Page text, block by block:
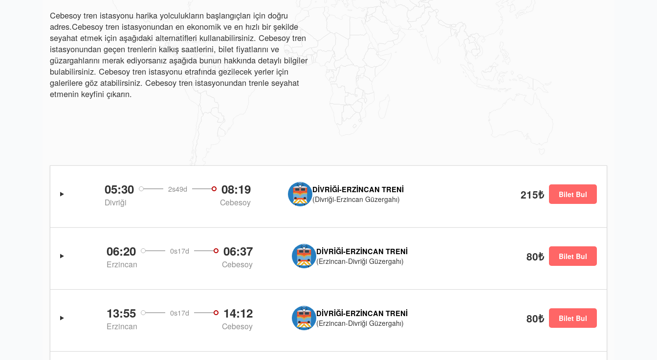
Cebesoy tren istasyonu harika yolculukların başlangıçları için doğru
adres.Cebesoy tren istasyonundan en ekonomik ve en hızlı bir şekilde
seyahat etmek için aşağıdaki alternatifleri kullanabilirsiniz. Cebesoy tren
istasyonundan geçen trenlerin kalkış saatlerini, bilet fiyatlarını ve
güzargahlarını merak ediyorsanız aşağıda bunun hakkında detaylı bilgiler
bulabilirsiniz. Cebesoy tren istasyonu etrafında gezilecek yerler için
galerilere göz atabilirsiniz. Cebesoy tren istasyonundan trenle seyahat
etmenin keyfini çıkarın.
05:30 2s49d 08:19
Divriği Cebesoy
DIVRIĞI-ERZINCAN TRENI
(Divriği-Erzincan Güzergahı)
215₺ Bilet Bul
06:20 0s17d 06:37
Erzincan Cebesoy
DIVRIĞI-ERZINCAN TRENI
(Erzincan-Divriği Güzergahı)
80₺ Bilet Bul
13:55 0s17d 14:12
Erzincan Cebesoy
DIVRIĞI-ERZINCAN TRENI
(Erzincan-Divriği Güzergahı)
80₺ Bilet Bul